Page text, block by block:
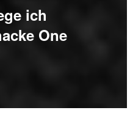
ich
One